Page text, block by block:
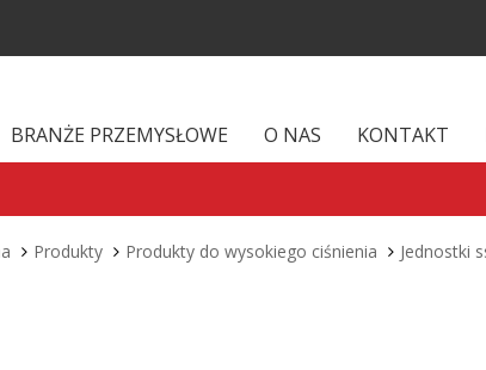
BRANŻE PRZEMYSŁOWE O NAS KONTAKT
Produkty Produkty do wysokiego ciśnienia Jednostki